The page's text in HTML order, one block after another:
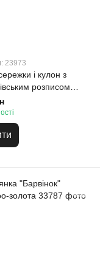
23973
і кулон з
розписом